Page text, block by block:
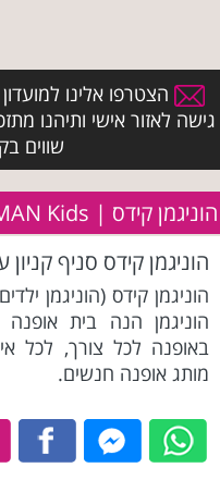
הצטרפו אלינו
גישה לאזור אישי ותיהנו
שווים
הוניגמן קידס | HONiGMAN Kids
הוניגמן קידס סניף
הוניגמן הנה בית
באופנה לכל צורך, לכל
מותג אופנה חנשים.